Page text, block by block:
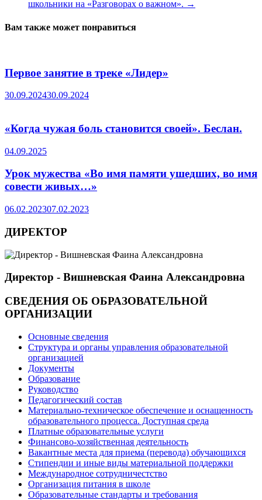
школьники на «Разговорах о важном». →
Вам также может понравиться
Первое занятие в треке «Лидер»
30.09.202430.09.2024
«Когда чужая боль становится своей». Беслан.
04.09.2025
Урок мужества «Во имя памяти ушедших, во имя
совести живых…»
06.02.202307.02.2023
ДИРЕКТОР
Директор - Вишневская Фаина Александровна
СВЕДЕНИЯ ОБ ОБРАЗОВАТЕЛЬНОЙ
ОРГАНИЗАЦИИ
Основные сведения
Структура и органы управления образовательной
организацией
Документы
Образование
Руководство
Педагогический состав
Материально-техническое обеспечение и оснащенность
образовательного процесса. Доступная среда
Платные образовательные услуги
Финансово-хозяйственная деятельность
Вакантные места для приема (перевода) обучающихся
Стипендии и иные виды материальной поддержки
Международное сотрудничестство
Организация питания в школе
Образовательные стандарты и требования